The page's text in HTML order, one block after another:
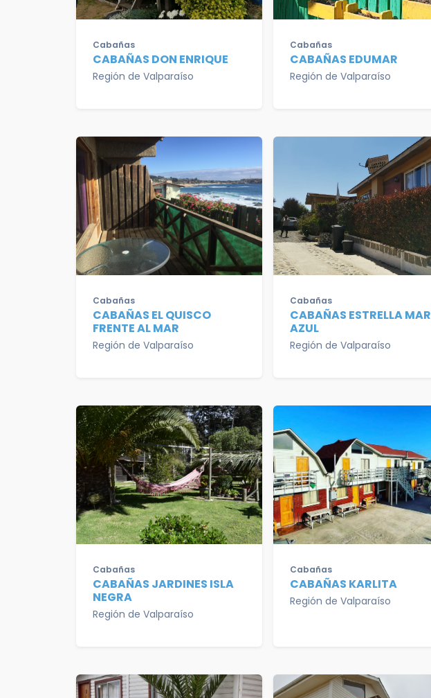
Cabañas
CABAÑAS DON ENRIQUE
Región de Valparaíso
Cabañas
CABAÑAS EDUMAR
Región de Valparaíso
Cabañas
CABAÑAS EL QUISCO
FRENTE AL MAR
Región de Valparaíso
Cabañas
CABAÑAS ESTRELLA MAR
AZUL
Región de Valparaíso
Cabañas
CABAÑAS JARDINES ISLA
NEGRA
Región de Valparaíso
Cabañas
CABAÑAS KARLITA
Región de Valparaíso